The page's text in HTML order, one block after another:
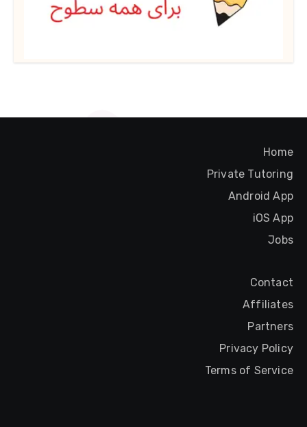
Home
Private Tutoring
Android App
iOS App
Jobs
Contact
Affiliates
Partners
Privacy Policy
Terms of Service